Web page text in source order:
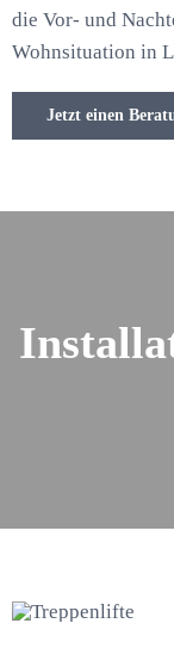
die Vor- und
Wohnsituation in
Jetzt einen